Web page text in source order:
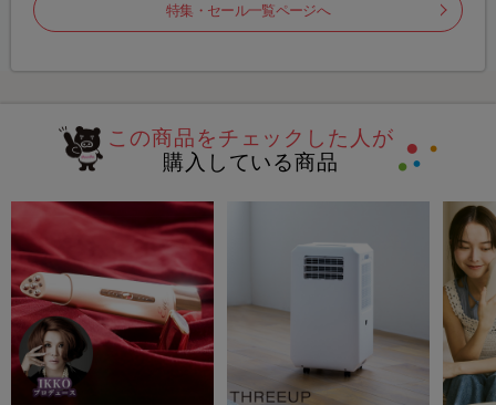
特集・セール一覧ページへ
この商品をチェックした人が
購入している商品